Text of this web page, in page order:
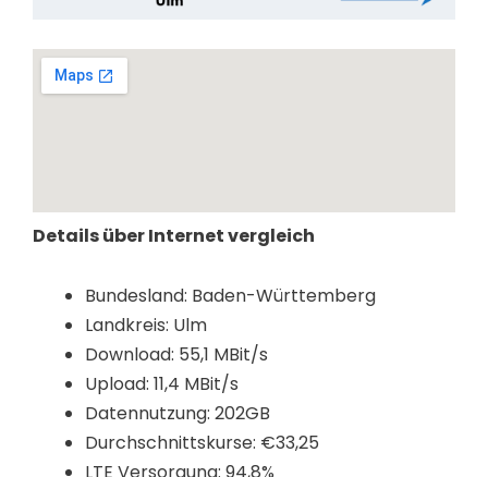
Details über Internet vergleich
Bundesland: Baden-Württemberg
Landkreis: Ulm
Download: 55,1 MBit/s
Upload: 11,4 MBit/s
Datennutzung: 202GB
Durchschnittskurse: €33,25
LTE Versorgung: 94,8%